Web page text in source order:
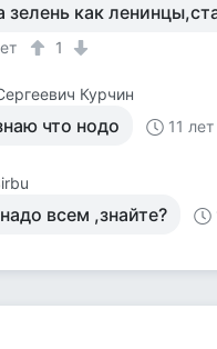
зелень как
1
Курчин
что нодо 11 лет
всем ,знайте?